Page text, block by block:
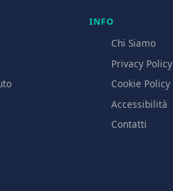
INFO
Chi Siamo
Privacy Policy
Cookie Policy
Accessibilità
Contatti